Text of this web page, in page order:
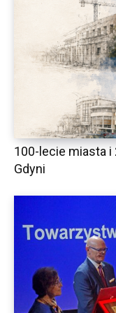
100-lecie miasta
Gdyni